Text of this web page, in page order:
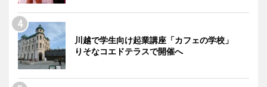
川越で学生向け起業講座「カフェの学校」
りそなコエドテラスで開催へ